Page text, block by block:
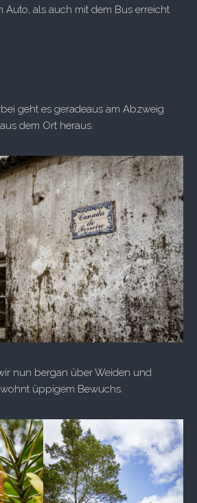
Auto, als auch mit dem Bus erreicht
geht es geradeaus am Abzweig
dem Ort heraus.
nun bergan über Weiden und
üppigem Bewuchs.